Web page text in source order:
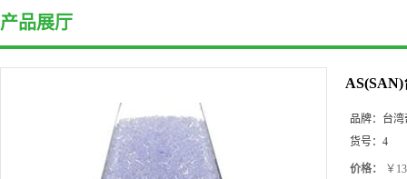
产品展厅
品牌： 台湾
货号： 4
价格： ￥